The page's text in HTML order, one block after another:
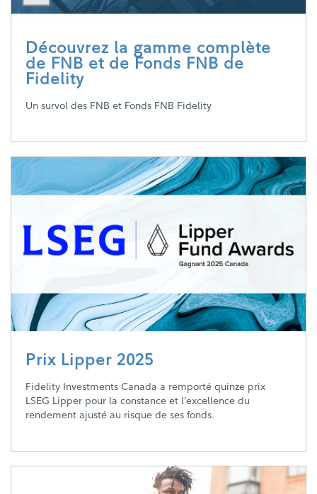
Découvrez la gamme complète
de FNB et de Fonds FNB de
Fidelity
Un survol des FNB et Fonds FNB Fidelity
Prix Lipper 2025
Fidelity Investments Canada a remporté quinze prix
LSEG Lipper pour la constance et l’excellence du
rendement ajusté au risque de ses fonds.